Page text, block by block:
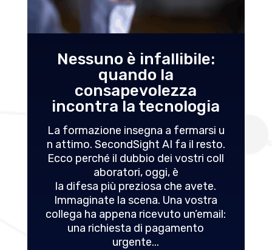
Nessuno è infallibile:
quando la
consapevolezza
incontra la tecnologia
La formazione insegna a fermarsi u
n attimo. SecondSight AI fa il resto.
Ecco perché il dubbio dei vostri coll
aboratori, oggi, è
la difesa più preziosa che avete.
Immaginate la scena. Una vostra
collega ha appena ricevuto un’email:
una richiesta di pagamento
urgente...